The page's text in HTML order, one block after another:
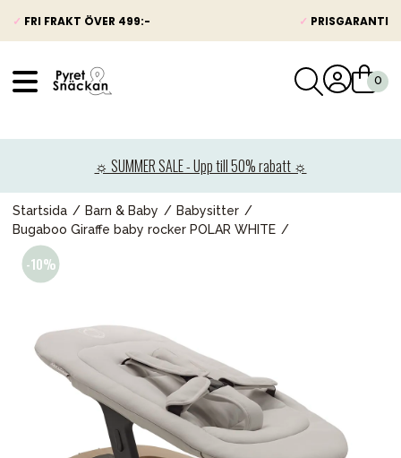
✓ FRI FRAKT ÖVER 499:- ✓ PRISGARANTI
☼ SUMMER SALE - Upp till 50% rabatt ☼
Startsida Barn & Baby
Babysitter
Bugaboo Giraffe baby rocker POLAR WHITE
Barnvagnar
Bilbarnstolar
Förälder
Möbler & bädd
Tillbehör
Reservdelar